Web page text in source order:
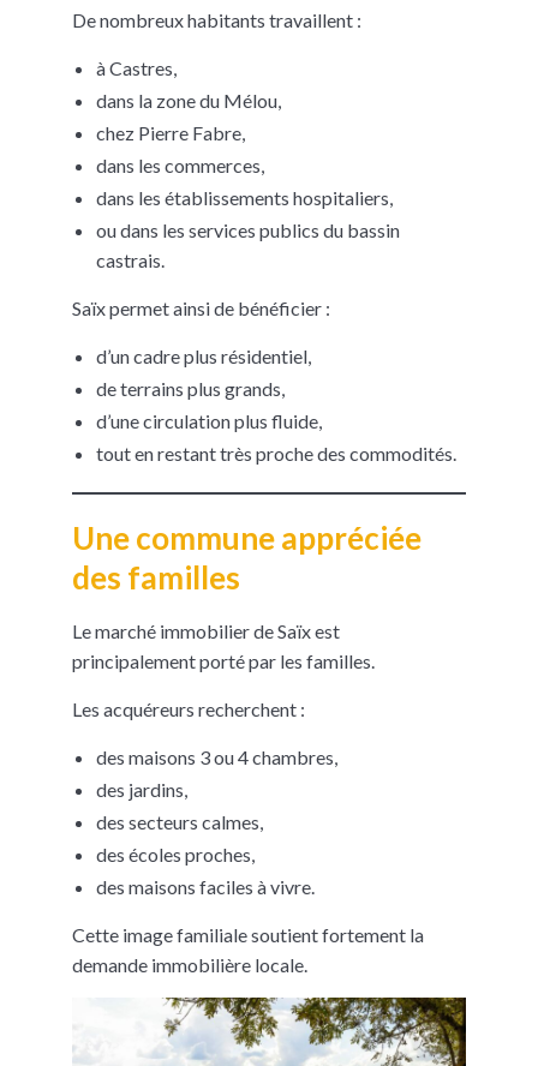
De nombreux habitants travaillent :
à Castres,
dans la zone du Mélou,
chez Pierre Fabre,
dans les commerces,
dans les établissements hospitaliers,
ou dans les services publics du bassin
castrais.
Saïx permet ainsi de bénéficier :
d’un cadre plus résidentiel,
de terrains plus grands,
d’une circulation plus fluide,
tout en restant très proche des commodités.
Une commune appréciée
des familles
Le marché immobilier de Saïx est
principalement porté par les familles.
Les acquéreurs recherchent :
des maisons 3 ou 4 chambres,
des jardins,
des secteurs calmes,
des écoles proches,
des maisons faciles à vivre.
Cette image familiale soutient fortement la
demande immobilière locale.